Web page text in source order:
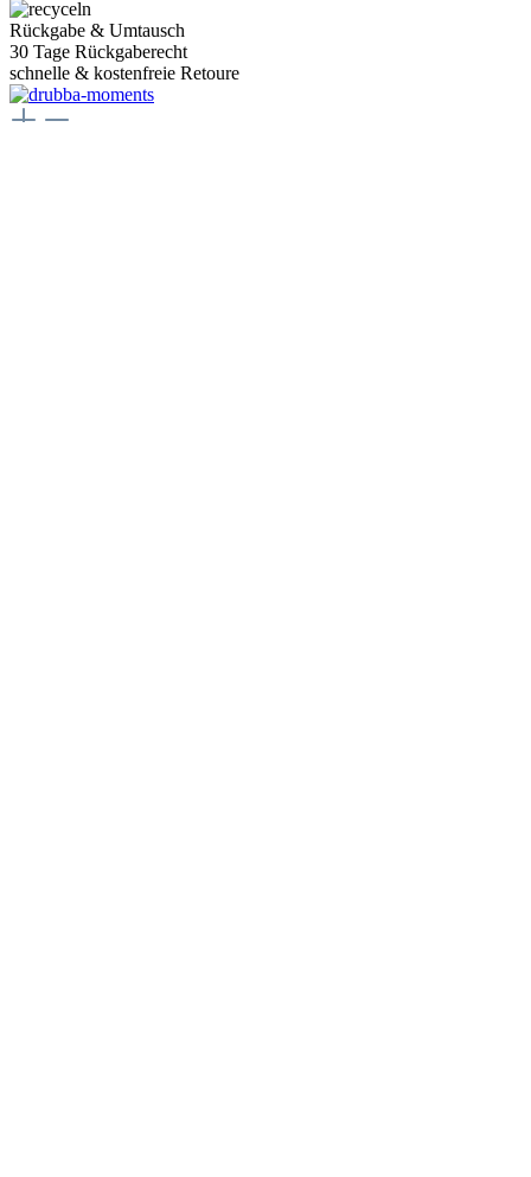
Rückgabe & Umtausch
30 Tage Rückgaberecht
schnelle & kostenfreie Retoure